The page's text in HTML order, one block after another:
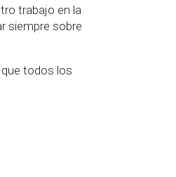
trabajo en la
siempre sobre
todos los